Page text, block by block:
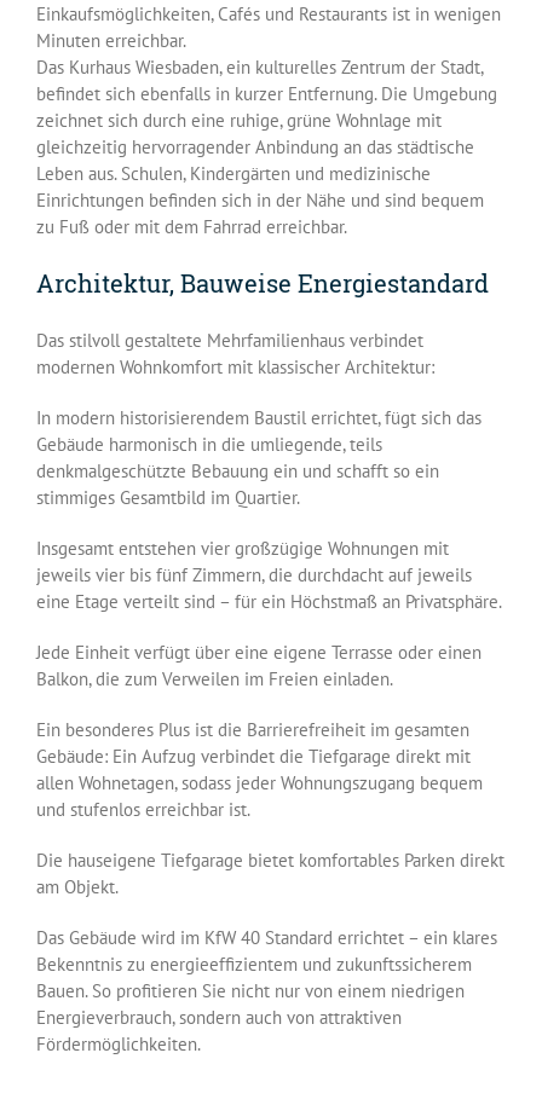
Einkaufsmöglichkeiten, Cafés und Restaurants ist in wenigen
Minuten erreichbar.
Das Kurhaus Wiesbaden, ein kulturelles Zentrum der Stadt,
befindet sich ebenfalls in kurzer Entfernung. Die Umgebung
zeichnet sich durch eine ruhige, grüne Wohnlage mit
gleichzeitig hervorragender Anbindung an das städtische
Leben aus. Schulen, Kindergärten und medizinische
Einrichtungen befinden sich in der Nähe und sind bequem
zu Fuß oder mit dem Fahrrad erreichbar.
Architektur, Bauweise Energiestandard
Das stilvoll gestaltete Mehrfamilienhaus verbindet
modernen Wohnkomfort mit klassischer Architektur:
In modern historisierendem Baustil errichtet, fügt sich das
Gebäude harmonisch in die umliegende, teils
denkmalgeschützte Bebauung ein und schafft so ein
stimmiges Gesamtbild im Quartier.
Insgesamt entstehen vier großzügige Wohnungen mit
jeweils vier bis fünf Zimmern, die durchdacht auf jeweils
eine Etage verteilt sind – für ein Höchstmaß an Privatsphäre.
Jede Einheit verfügt über eine eigene Terrasse oder einen
Balkon, die zum Verweilen im Freien einladen.
Ein besonderes Plus ist die Barrierefreiheit im gesamten
Gebäude: Ein Aufzug verbindet die Tiefgarage direkt mit
allen Wohnetagen, sodass jeder Wohnungszugang bequem
und stufenlos erreichbar ist.
Die hauseigene Tiefgarage bietet komfortables Parken direkt
am Objekt.
Das Gebäude wird im KfW 40 Standard errichtet – ein klares
Bekenntnis zu energieeffizientem und zukunftssicherem
Bauen. So profitieren Sie nicht nur von einem niedrigen
Energieverbrauch, sondern auch von attraktiven
Fördermöglichkeiten.